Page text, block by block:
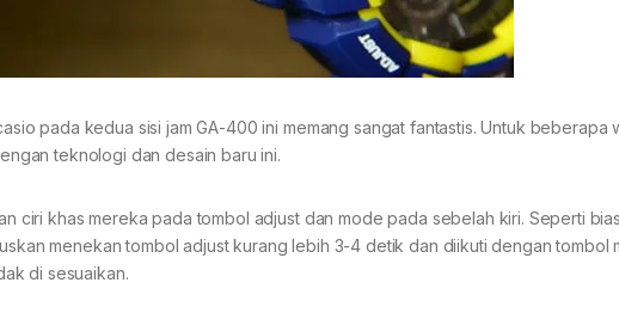
pada kedua sisi jam GA-400 ini memang sangat fantastis. Untuk beberapa
teknologi dan desain baru ini.
ciri khas mereka pada tombol adjust dan mode pada sebelah kiri. Seperti
menekan tombol adjust kurang lebih 3-4 detik dan diikuti dengan tombol
di sesuaikan.